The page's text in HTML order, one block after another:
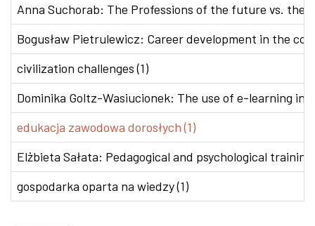
Anna Suchorab: The Professions of the future vs. the
Bogusław Pietrulewicz: Career development in the
civilization challenges (1)
Dominika Goltz-Wasiucionek: The use of e-learning in
edukacja zawodowa dorosłych (1)
Elżbieta Sałata: Pedagogical and psychological
gospodarka oparta na wiedzy (1)